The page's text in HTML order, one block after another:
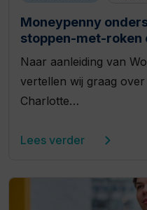
Moneypenny
stoppen-met-roken
Naar aanleiding van
vertellen wij graag over
Charlotte…
Lees verder